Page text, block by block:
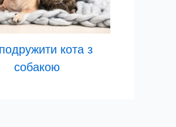
кота з
собакою